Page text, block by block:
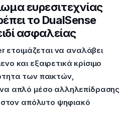
ευρεσιτεχνίας
το DualSense
ασφαλείας
ετοιμάζεται να αναλάβει
και εξαιρετικά κρίσιμο
των παικτών,
απλό μέσο αλληλεπίδρασης
στον απόλυτο ψηφιακό